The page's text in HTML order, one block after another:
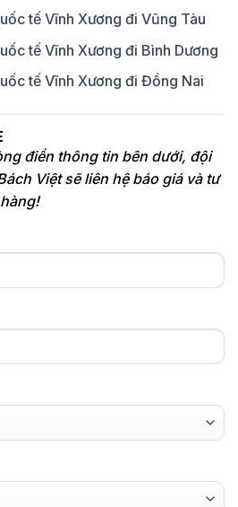
tế Vĩnh Xương đi Vũng Tàu
tế Vĩnh Xương đi Bình Dương
tế Vĩnh Xương đi Đồng Nai
điền thông tin bên dưới, đội
Việt sẽ liên hệ báo giá và tư